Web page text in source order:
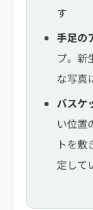
す
手足の
プ。新
な写真
バスケ
い位置
トを
定して